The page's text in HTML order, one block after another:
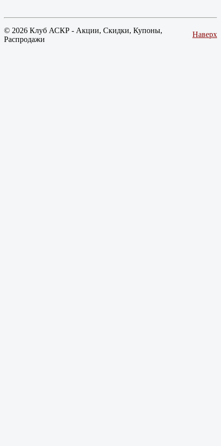
Наверх
© 2026 Клуб АСКР - Акции, Скидки, Купоны,
Распродажи